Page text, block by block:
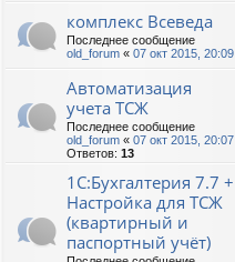
комплекс Всеведа
Последнее сообщение
old_forum « 07 окт 2015, 20:09
Автоматизация
учета ТСЖ
Последнее сообщение
old_forum « 07 окт 2015, 20:07
Ответов: 13
1С:Бухгалтерия 7.7 +
Настройка для ТСЖ
(квартирный и
паспортный учёт)